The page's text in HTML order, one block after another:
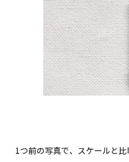
1つ前の写真で、スケールと